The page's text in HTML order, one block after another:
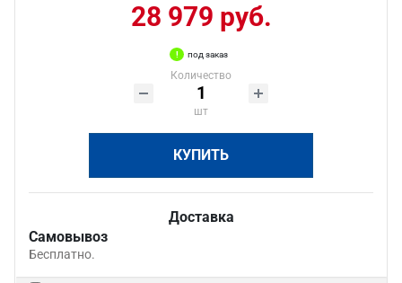
28 979 руб.
под заказ
Количество
шт
КУПИТЬ
Доставка
Самовывоз
Бесплатно.